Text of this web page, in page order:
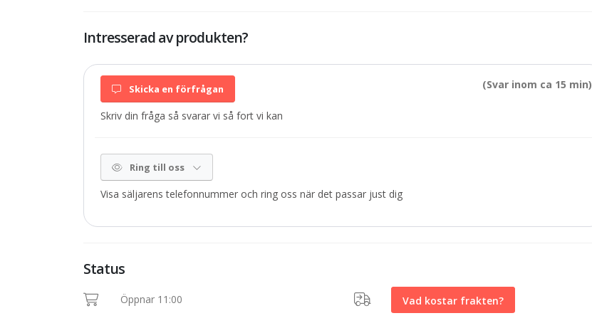
Intresserad av produkten?
Skicka en förfrågan (Svar inom ca 15 min)
Skriv din fråga så svarar vi så fort vi kan
Ring till oss
Visa säljarens telefonnummer och ring oss när det passar just dig
Status
Öppnar 11:00 Vad kostar frakten?